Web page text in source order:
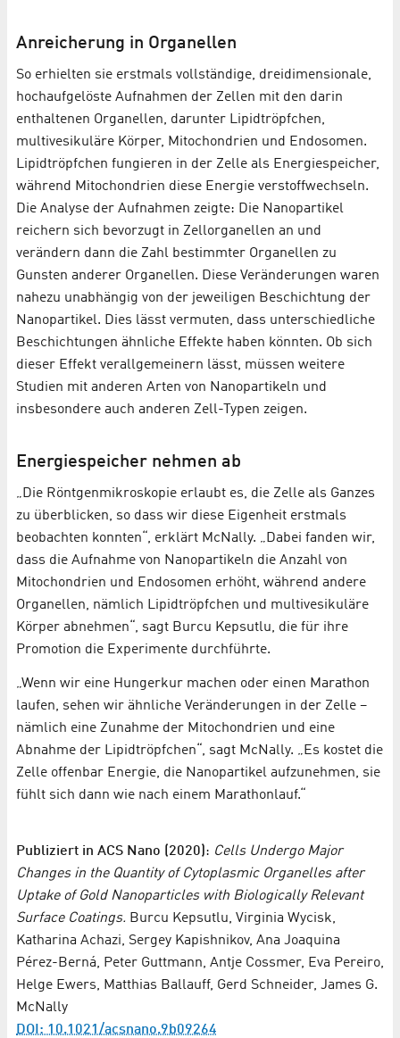
Anreicherung in Organellen
So erhielten sie erstmals vollständige, dreidimensionale,
hochaufgelöste Aufnahmen der Zellen mit den darin
enthaltenen Organellen, darunter Lipidtröpfchen,
multivesikuläre Körper, Mitochondrien und Endosomen.
Lipidtröpfchen fungieren in der Zelle als Energiespeicher,
während Mitochondrien diese Energie verstoffwechseln.
Die Analyse der Aufnahmen zeigte: Die Nanopartikel
reichern sich bevorzugt in Zellorganellen an und
verändern dann die Zahl bestimmter Organellen zu
Gunsten anderer Organellen. Diese Veränderungen waren
nahezu unabhängig von der jeweiligen Beschichtung der
Nanopartikel. Dies lässt vermuten, dass unterschiedliche
Beschichtungen ähnliche Effekte haben könnten. Ob sich
dieser Effekt verallgemeinern lässt, müssen weitere
Studien mit anderen Arten von Nanopartikeln und
insbesondere auch anderen Zell-Typen zeigen.
Energiespeicher nehmen ab
„Die Röntgenmikroskopie erlaubt es, die Zelle als Ganzes
zu überblicken, so dass wir diese Eigenheit erstmals
beobachten konnten“, erklärt McNally. „Dabei fanden wir,
dass die Aufnahme von Nanopartikeln die Anzahl von
Mitochondrien und Endosomen erhöht, während andere
Organellen, nämlich Lipidtröpfchen und multivesikuläre
Körper abnehmen“, sagt Burcu Kepsutlu, die für ihre
Promotion die Experimente durchführte.
„Wenn wir eine Hungerkur machen oder einen Marathon
laufen, sehen wir ähnliche Veränderungen in der Zelle –
nämlich eine Zunahme der Mitochondrien und eine
Abnahme der Lipidtröpfchen“, sagt McNally. „Es kostet die
Zelle offenbar Energie, die Nanopartikel aufzunehmen, sie
fühlt sich dann wie nach einem Marathonlauf.“
Publiziert in ACS Nano (2020): Cells Undergo Major
Changes in the Quantity of Cytoplasmic Organelles after
Uptake of Gold Nanoparticles with Biologically Relevant
Surface Coatings. Burcu Kepsutlu, Virginia Wycisk,
Katharina Achazi, Sergey Kapishnikov, Ana Joaquina
Pérez-Berná, Peter Guttmann, Antje Cossmer, Eva Pereiro,
Helge Ewers, Matthias Ballauff, Gerd Schneider, James G.
McNally
DOI: 10.1021/acsnano.9b09264